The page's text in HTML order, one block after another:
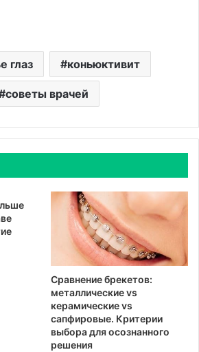
глаз коньюктивит
советы врачей
Сравнение брекетов:
металлические vs
керамические vs
сапфировые. Критерии
выбора для осознанного
решения